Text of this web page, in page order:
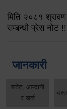
मिति २०८१
सम्बन्धी प्रेस नोट !!
जानकारी
बजेट, आम्दानी
र खर्च